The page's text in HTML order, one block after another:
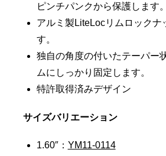
ピンチパンクから保護します。
アルミ製LiteLocリムロックナ
す。
独自の角度の付いたテーパー
ムにしっかり固定します。
特許取得済みデザイン
サイズバリエーション
1.60″： YM11-0114